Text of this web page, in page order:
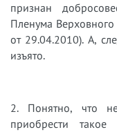
признан
Пленума
от 29.04.2010). А,
изъято.
2. Понятно, что
приобрести такое